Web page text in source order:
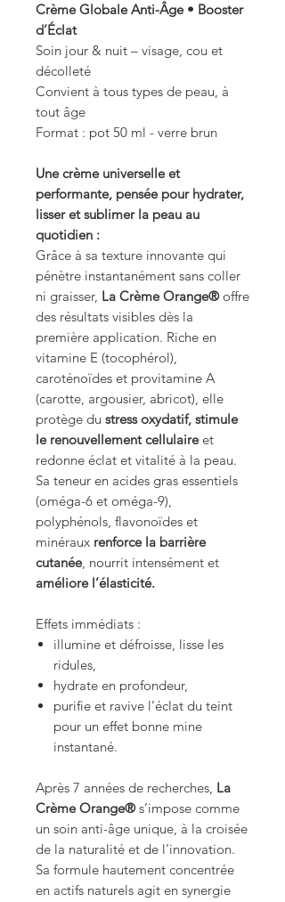
Crème Globale Anti-Âge • Booster
d’Éclat
Soin jour & nuit – visage, cou et
décolleté
Convient à tous types de peau, à
tout âge
Format : pot 50 ml - verre brun
Une crème universelle et
performante, pensée pour hydrater,
lisser et sublimer la peau au
quotidien :
Grâce à sa texture innovante qui
pénètre instantanément sans coller
ni graisser, La Crème Orange®offre
des résultats visibles dès la
première application. Riche en
vitamine E (tocophérol),
caroténoïdes et provitamine A
(carotte, argousier, abricot), elle
protège du stress oxydatif, stimule
le renouvellement cellulaireet
redonne éclat et vitalité à la peau.
Sa teneur en acides gras essentiels
(oméga-6 et oméga-9),
polyphénols, flavonoïdes et
minéraux renforce la barrière
cutanée, nourrit intensément et
améliore l’élasticité.
Effets immédiats :
illumine et défroisse, lisse les
ridules,
hydrate en profondeur,
purifie et ravive l’éclat du teint
pour un effet bonne mine
instantané.
Après 7 années de recherches, La
Crème Orange®s’impose comme
un soin anti-âge unique, à la croisée
de la naturalité et de l’innovation.
Sa formule hautement concentrée
en actifs naturels agit en synergie